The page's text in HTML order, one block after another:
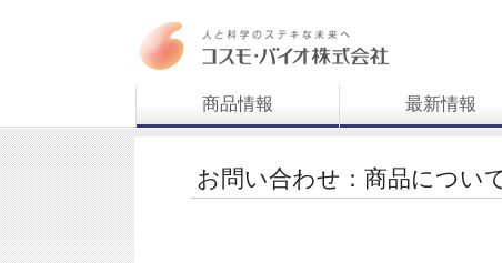
商品情報 最新情報
お問い合わせ：商品につい